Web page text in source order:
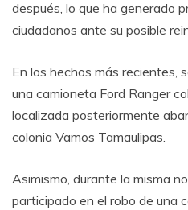
después, lo que ha generado
ciudadanos ante su posible
En los hechos más recientes,
una camioneta Ford Ranger
localizada posteriormente
colonia Vamos Tamaulipas.
Asimismo, durante la misma
participado en el robo de una